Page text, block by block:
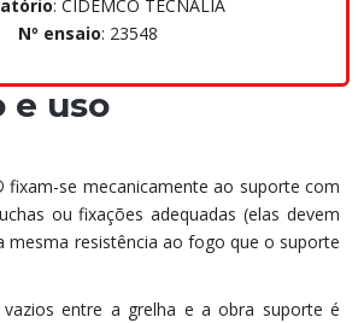
: CIDEMCO TECNALIA
Nº ensaio: 23548
e uso
fixam-se mecanicamente ao suporte com
ou fixações adequadas (elas devem
mesma resistência ao fogo que o suporte
vazios entre a grelha e a obra suporte é